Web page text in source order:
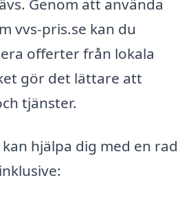
vvs-pris.se kan du
offerter från lokala
gör det lättare att
tjänster.
kan hjälpa dig med en rad